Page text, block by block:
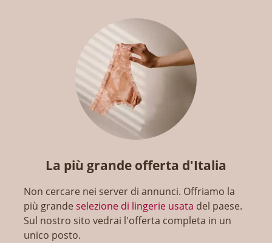
La più grande offerta d'Italia
Non cercare nei server di annunci. Offriamo la
più grandeselezione di lingerie usata del paese.
Sul nostro sito vedrai l'offerta completa in un
unico posto.